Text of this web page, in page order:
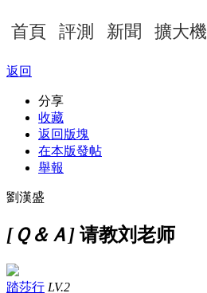
首頁 評測 新聞 擴大機
返回
分享
收藏
返回版塊
在本版發帖
舉報
劉漢盛
[Ｑ＆Ａ] 请教刘老师
踏莎行 LV.2